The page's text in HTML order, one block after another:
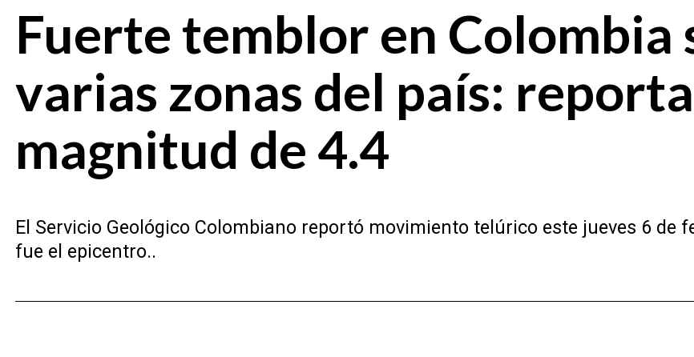
Fuerte temblor en Colombia
varias zonas del país:
magnitud de 4.4
El Servicio Geológico Colombiano reportó movimiento telúrico este jueves 6 de
fue el epicentro..